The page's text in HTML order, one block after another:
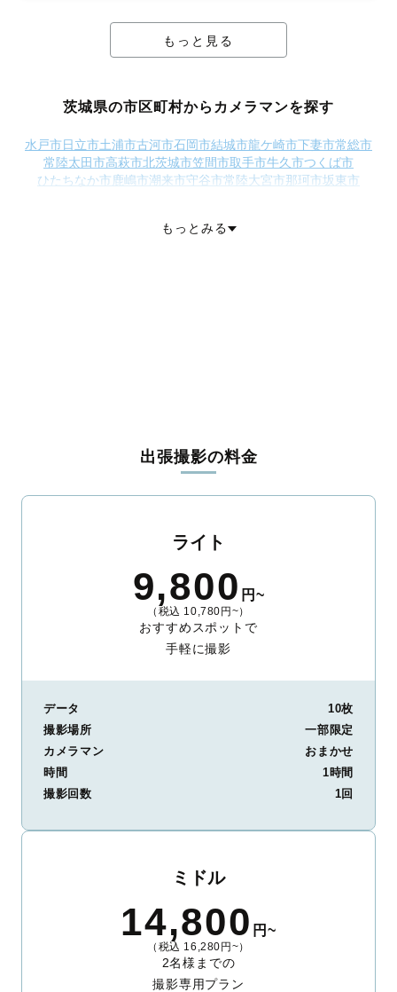
もっと見る
茨城県の市区町村からカメラマンを探す
水戸市日立市土浦市古河市石岡市結城市龍ケ崎市下妻市常総市
常陸太田市高萩市北茨城市笠間市取手市牛久市つくば市
ひたちなか市鹿嶋市潮来市守谷市常陸大宮市那珂市坂東市
那珂郡東海村久慈郡大子町
もっとみる
出張撮影の料金
ライト
9,800 円~
（税込 10,780円~）
おすすめスポットで
手軽に撮影
データ
10枚
撮影場所
一部限定
カメラマン
おまかせ
時間
1時間
撮影回数
1回
ミドル
14,800 円~
（税込 16,280円~）
2名様までの
撮影専用プラン